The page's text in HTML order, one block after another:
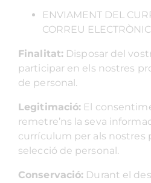
ENVIAMENT DEL
CORREU ELECTRÒNIC
Finalitat: Disposar del
participar en els nostres
de personal.
Legitimació: El
remetre’ns la seva
currículum per als nostres
selecció de personal.
Conservació: Durant el